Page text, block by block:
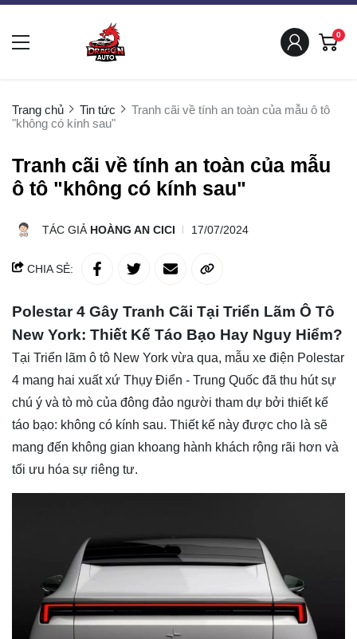
0
Trang chủ Tin tức
Tranh cãi về tính an toàn của mẫu ô tô
"không có kính sau"
Tranh cãi về tính an toàn của mẫu
ô tô "không có kính sau"
TÁC GIẢ HOÀNG AN CICI 17/07/2024
CHIA SẺ:
Polestar 4 Gây Tranh Cãi Tại Triển Lãm Ô Tô
New York: Thiết Kế Táo Bạo Hay Nguy Hiểm?
Tại Triển lãm ô tô New York vừa qua, mẫu xe điện Polestar
4 mang hai xuất xứ Thụy Điển - Trung Quốc đã thu hút sự
chú ý và tò mò của đông đảo người tham dự bởi thiết kế
táo bạo: không có kính sau. Thiết kế này được cho là sẽ
mang đến không gian khoang hành khách rộng rãi hơn và
tối ưu hóa sự riêng tư.